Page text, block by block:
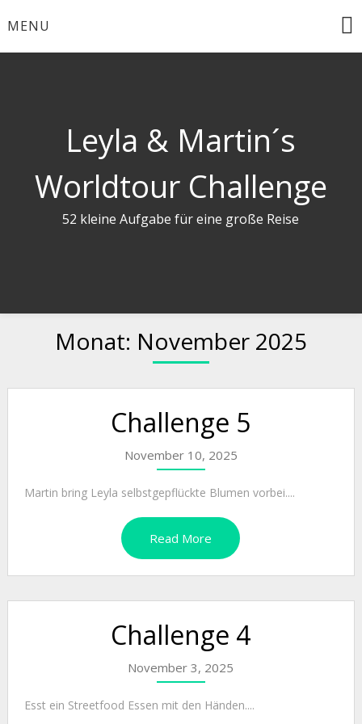
toMENU
Leyla & Martin´s
Worldtour Challenge
52 kleine Aufgabe für eine große Reise
Monat: November 2025
Challenge 5
November 10, 2025
Martin bring Leyla selbstgepflückte Blumen vorbei....
Read More
Challenge 4
November 3, 2025
Esst ein Streetfood Essen mit den Händen....